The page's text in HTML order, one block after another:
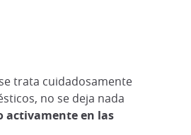
trata cuidadosamente
no se deja nada
activamente en las